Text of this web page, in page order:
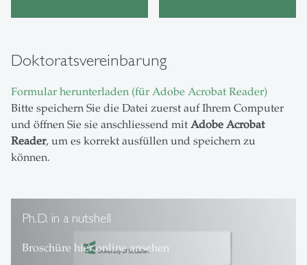
Doktoratsvereinbarung
Formular herunterladen (für Adobe Acrobat Reader)
Bitte speichern Sie die Datei zuerst auf Ihrem Computer
und öffnen Sie sie anschliessend mit Adobe Acrobat
Reader, um es korrekt ausfüllen und speichern zu
können.
Ph.D. in a nutshell
Broschüre hier online ansehen
Ph.D. Broschüre hier online ansehen
Broschüre hier online ansehen